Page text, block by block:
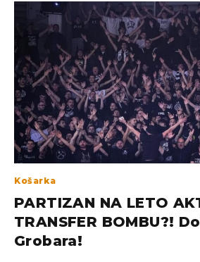
Košarka
PARTIZAN NA LETO
TRANSFER BOMBU?!
Grobara!